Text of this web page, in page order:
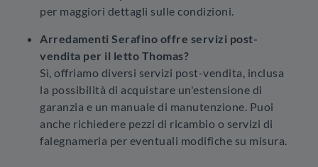
per maggiori dettagli sulle condizioni.
Arredamenti Serafino offre servizi post-
vendita per il letto Thomas?
Sì, offriamo diversi servizi post-vendita, inclusa
la possibilità di acquistare un'estensione di
garanzia e un manuale di manutenzione. Puoi
anche richiedere pezzi di ricambio o servizi di
falegnameria per eventuali modifiche su misura.